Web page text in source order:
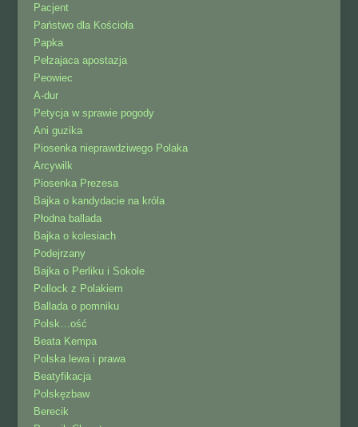
Pacjent
Państwo dla Kościoła
Papka
Pełzajaca apostazja
Peowiec
A-dur
Petycja w sprawie pogody
Ani guzika
Piosenka nieprawdziwego Polaka
Arcywilk
Piosenka Prezesa
Bajka o kandydacie na króla
Płodna ballada
Bajka o kolesiach
Podejrzany
Bajka o Perliku i Sokole
Pollock z Polakiem
Ballada o pomniku
Polsk…ość
Beata Kempa
Polska lewa i prawa
Beatyfikacja
Polskęzbaw
Berecik